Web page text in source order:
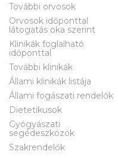
További orvosok
Orvosok időponttal
látogatás oka szerint
Klinikák foglalható
időponttal
További klinikák
Állami klinikák listája
Állami fogászati rendelők
Dietetikusok
Gyógyászati
segédeszközök
Szakrendelők